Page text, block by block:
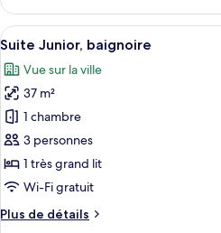
baignoire
Chambre
Premier,
baignoire
Afficher
toutes
les
photos
pour
ce
type
de
chambre :
Suite
8
Suite Junior, baignoire
Vue sur la ville
37 m²
1 chambre
3 personnes
1 très grand lit
Wi-Fi gratuit
Plus de détails
Plus